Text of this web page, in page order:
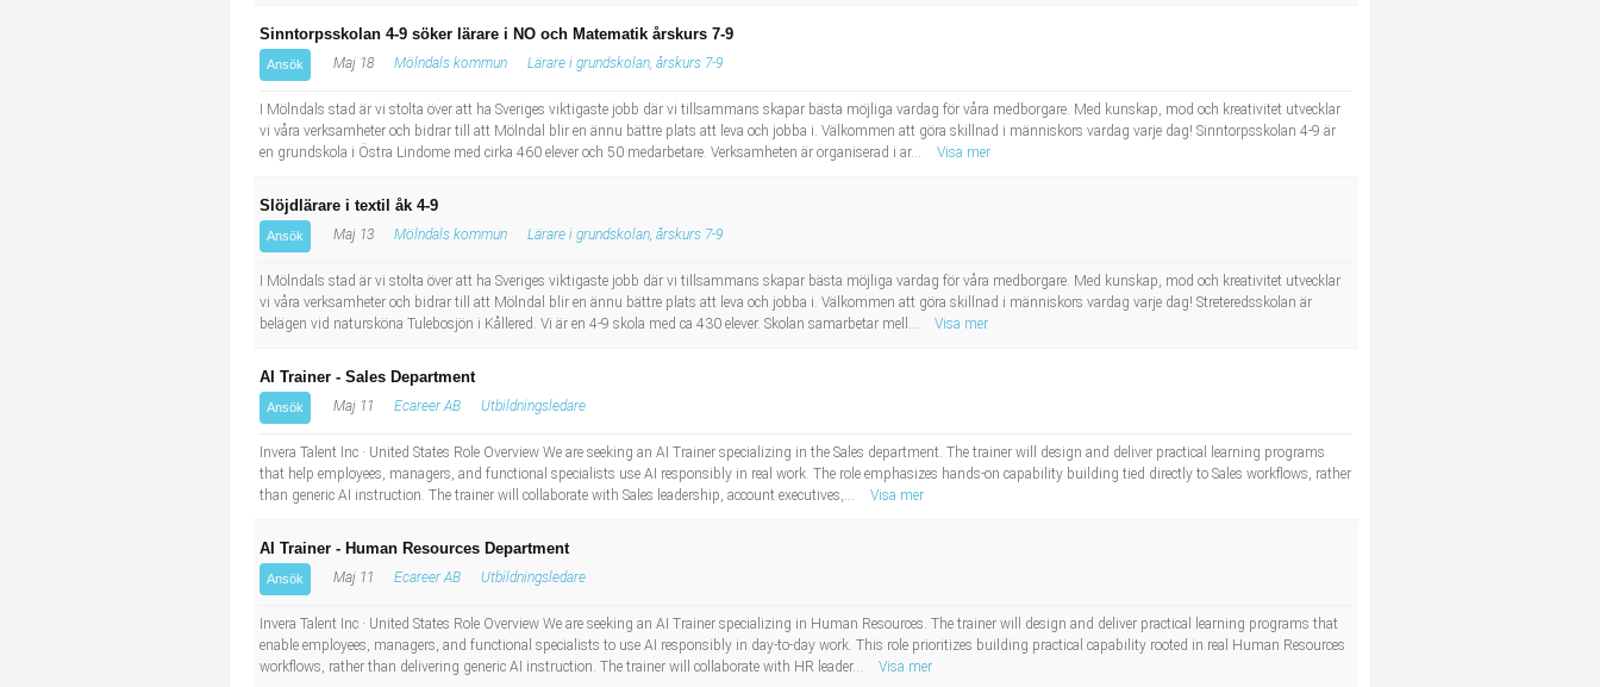
Sinntorpsskolan 4-9 söker lärare i NO och Matematik årskurs 7-9
Ansök Maj 18 Mölndals kommun Lärare i grundskolan, årskurs 7-9
I Mölndals stad är vi stolta över att ha Sveriges viktigaste jobb där vi tillsammans skapar bästa möjliga vardag för våra medborgare. Med kunskap, mod och kreativitet utvecklar
vi våra verksamheter och bidrar till att Mölndal blir en ännu bättre plats att leva och jobba i. Välkommen att göra skillnad i människors vardag varje dag! Sinntorpsskolan 4-9 är
en grundskola i Östra Lindome med cirka 460 elever och 50 medarbetare. Verksamheten är organiserad i ar...
Visa mer
Slöjdlärare i textil åk 4-9
Ansök Maj 13 Mölndals kommun Lärare i grundskolan, årskurs 7-9
I Mölndals stad är vi stolta över att ha Sveriges viktigaste jobb där vi tillsammans skapar bästa möjliga vardag för våra medborgare. Med kunskap, mod och kreativitet utvecklar
vi våra verksamheter och bidrar till att Mölndal blir en ännu bättre plats att leva och jobba i. Välkommen att göra skillnad i människors vardag varje dag! Streteredsskolan är
belägen vid natursköna Tulebosjön i Kållered. Vi är en 4-9 skola med ca 430 elever. Skolan samarbetar mell...
Visa mer
AI Trainer - Sales Department
Ansök Maj 11 Ecareer AB Utbildningsledare
Invera Talent Inc · United States Role Overview We are seeking an AI Trainer specializing in the Sales department. The trainer will design and deliver practical learning programs
that help employees, managers, and functional specialists use AI responsibly in real work. The role emphasizes hands-on capability building tied directly to Sales workflows, rather
than generic AI instruction. The trainer will collaborate with Sales leadership, account executives,...
Visa mer
AI Trainer - Human Resources Department
Ansök Maj 11 Ecareer AB Utbildningsledare
Invera Talent Inc · United States Role Overview We are seeking an AI Trainer specializing in Human Resources. The trainer will design and deliver practical learning programs that
enable employees, managers, and functional specialists to use AI responsibly in day-to-day work. This role prioritizes building practical capability rooted in real Human Resources
workflows, rather than delivering generic AI instruction. The trainer will collaborate with HR leader...
Visa mer